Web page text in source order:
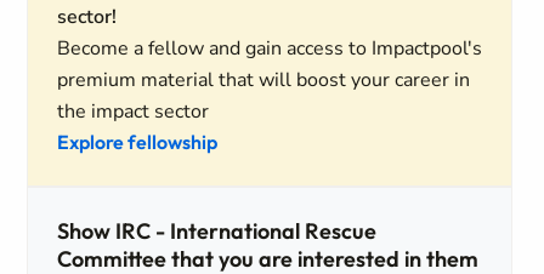
sector!
Become a fellow and gain access to Impactpool's
premium material that will boost your career in
the impact sector
Explore fellowship
Show IRC - International Rescue
Committee that you are interested in them